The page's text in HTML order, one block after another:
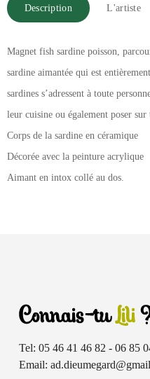
Description L'artiste
Magnet fish sardine poisson,
sardine aimantée qui est
sardines s’adressent à toute
leur cuisine ou également poser sur
Corps de la sardine en céramique
Décorée avec la peinture acrylique
Aimant en intox collé au dos.
Tel: 05 46 41 46 82 - 06 85
Email: